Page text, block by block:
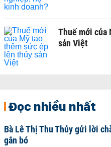
Thuế mới của
sản Việt
Đọc nhiều nhất
Bà Lê Thị Thu Thủy gửi lời
gắn bó